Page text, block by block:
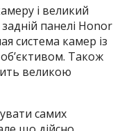
і великий
панелі Honor
система камер із
Також
великою
самих